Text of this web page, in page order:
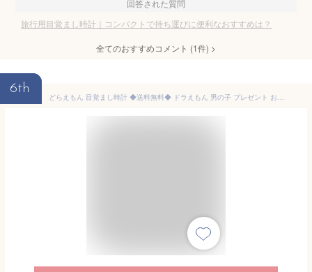
回答された質問
旅行用目覚まし時計｜コンパクトで持ち運びに便利なおすすめは？
全てのおすすめコメント (1件) >
6th
どらえもん 目覚まし時計 ◆送料無料◆ ドラえもん 男の子 プレゼント お誕生日 お祝い 内祝い 置時計 時計 子供部屋 キッズ セイコー キャラクター時計 キャラクタークロック セール OFF ショッピング 特価 激安 価格 送料込 【送料無料】【smtb-TK】